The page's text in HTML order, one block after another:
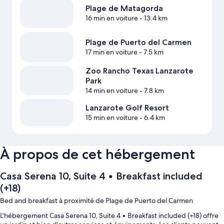
Plage de Matagorda
16 min en voiture- 13.4 km
Plage de Puerto del Carmen
17 min en voiture- 7.5 km
Zoo Rancho Texas Lanzarote
Park
14 min en voiture- 7.8 km
Lanzarote Golf Resort
15 min en voiture- 6.4 km
À propos de cet hébergement
Casa Serena 10, Suite 4 • Breakfast included
(+18)
Bed and breakfast à proximité de Plage de Puerto del Carmen
L'hébergement Casa Serena 10, Suite 4 • Breakfast included (+18) offre